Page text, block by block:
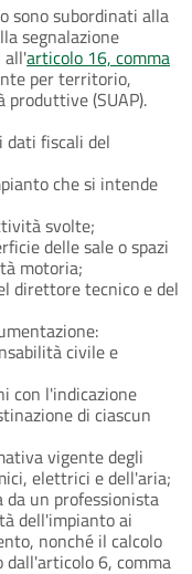
sono subordinati alla
segnalazione
all'articolo 16, comma
per territorio,
(SUAP).
dati fiscali del
che si intende
svolte;
delle sale o spazi
motoria;
direttore tecnico e del
civile e
con l'indicazione
di ciascun
vigente degli
elettrici e dell'aria;
un professionista
dell'impianto ai
nonché il calcolo
dall'articolo 6, comma